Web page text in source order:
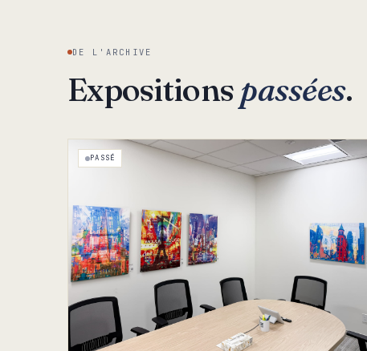
DE L'ARCHIVE
Expositionspassées.
PASSÉ